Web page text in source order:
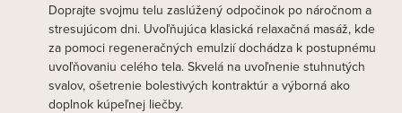
Doprajte svojmu telu zaslúžený odpočinok po náročnom a
stresujúcom dni. Uvoľňujúca klasická relaxačná masáž, kde
za pomoci regeneračných emulzií dochádza k postupnému
uvoľňovaniu celého tela. Skvelá na uvoľnenie stuhnutých
svalov, ošetrenie bolestivých kontraktúr a výborná ako
doplnok kúpeľnej liečby.